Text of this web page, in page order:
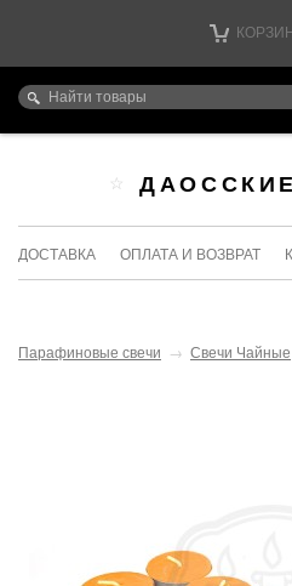
ДОСТАВКА ОПЛАТА И ВОЗВРАТ
Парафиновые свечи → Свечи Чайные